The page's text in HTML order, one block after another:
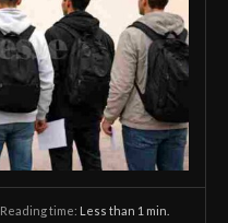
Reading time: Less than 1 min.